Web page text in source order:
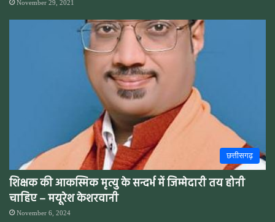
November 29, 2021
छत्तीसगढ़
शिक्षक की आकस्मिक मृत्यु के सन्दर्भ में जिम्मेदारी तय होनी
चाहिए – मयूरेश केशरवानी
November 6, 2024